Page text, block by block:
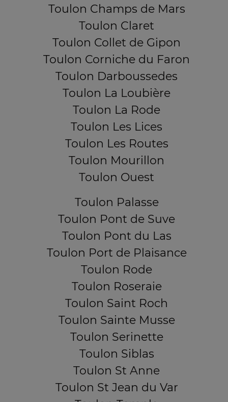
Toulon Champs de Mars
Toulon Claret
Toulon Collet de Gipon
Toulon Corniche du Faron
Toulon Darboussedes
Toulon La Loubière
Toulon La Rode
Toulon Les Lices
Toulon Les Routes
Toulon Mourillon
Toulon Ouest
Toulon Palasse
Toulon Pont de Suve
Toulon Pont du Las
Toulon Port de Plaisance
Toulon Rode
Toulon Roseraie
Toulon Saint Roch
Toulon Sainte Musse
Toulon Serinette
Toulon Siblas
Toulon St Anne
Toulon St Jean du Var